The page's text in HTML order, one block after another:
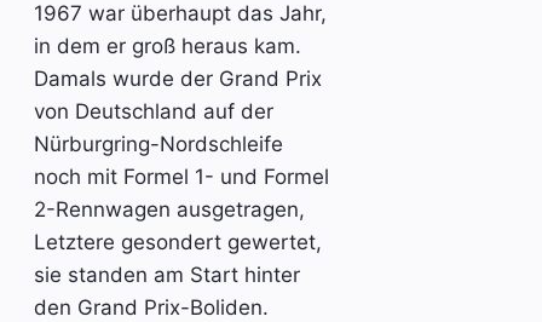
1967 war überhaupt das Jahr,
in dem er groß heraus kam.
Damals wurde der Grand Prix
von Deutschland auf der
Nürburgring-Nordschleife
noch mit Formel 1- und Formel
2-Rennwagen ausgetragen,
Letztere gesondert gewertet,
sie standen am Start hinter
den Grand Prix-Boliden.